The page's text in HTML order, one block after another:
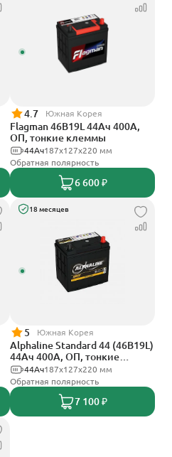
4.7 Южная Корея
Flagman 46B19L 44Ач 400А,
ОП, тонкие клеммы
187x127x220 мм
44Ач
Обратная полярность
6 600 ₽
18 месяцев
5 Южная Корея
Alphaline Standard 44 (46B19L)
44Ач 400А, ОП, тонкие
клеммы187x127х220 мм
44Ач
Обратная полярность
7 100 ₽